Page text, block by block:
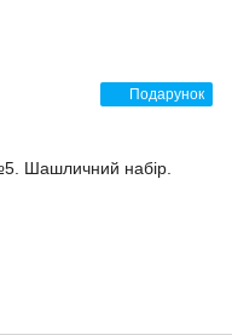
Подарунок
Шашличний набір.